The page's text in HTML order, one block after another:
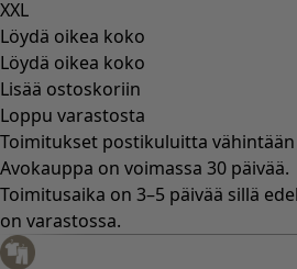
XXL
Löydä oikea koko
Löydä oikea koko
Lisää ostoskoriin
Loppu varastosta
Toimitukset postikuluitta
Avokauppa on voimassa 30 päivää.
Toimitusaika on 3–5 päivää sillä
on varastossa.